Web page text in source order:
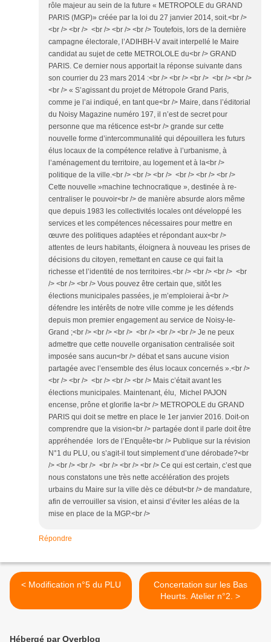
rôle majeur au sein de la future « METROPOLE du GRAND
PARIS (MGP)» créée par la loi du 27 janvier 2014, soit.<br />
<br /> <br /> <br /> <br /> <br /> Toutefois, lors de la dernière
campagne électorale, l’ADIHBH-V avait interpellé le Maire
candidat au sujet de cette METROLOLE du<br /> GRAND
PARIS. Ce dernier nous apportait la réponse suivante dans
son courrier du 23 mars 2014 :<br /> <br /> <br /> <br /> <br />
<br /> « S’agissant du projet de Métropole Grand Paris,
comme je l’ai indiqué, en tant que<br /> Maire, dans l’éditorial
du Noisy Magazine numéro 197, il n’est de secret pour
personne que ma réticence est<br /> grande sur cette
nouvelle forme d’intercommunalité qui dépouillera les futurs
élus locaux de la compétence relative à l’urbanisme, à
l’aménagement du territoire, au logement et à la<br />
politique de la ville.<br /> <br /> <br /> <br /> <br /> <br />
Cette nouvelle »machine technocratique », destinée à re-
centraliser le pouvoir<br /> de manière absurde alors même
que depuis 1983 les collectivités locales ont développé les
services et les compétences nécessaires pour mettre en
œuvre des politiques adaptées et répondant aux<br />
attentes de leurs habitants, éloignera à nouveau les prises de
décisions du citoyen, remettant en cause ce qui fait la
richesse et l’identité de nos territoires.<br /> <br /> <br /> <br
/> <br /> <br /> Vous pouvez être certain que, sitôt les
élections municipales passées, je m’emploierai à<br />
défendre les intérêts de notre ville comme je les défends
depuis mon premier engagement au service de Noisy-le-
Grand ;<br /> <br /> <br /> <br /> <br /> <br /> Je ne peux
admettre que cette nouvelle organisation centralisée soit
imposée sans aucun<br /> débat et sans aucune vision
partagée avec l’ensemble des élus locaux concernés ».<br />
<br /> <br /> <br /> <br /> <br /> Mais c’était avant les
élections municipales. Maintenant, élu, Michel PAJON
encense, prône et glorifie la<br /> METROPOLE du GRAND
PARIS qui doit se mettre en place le 1er janvier 2016. Doit-on
comprendre que la vision<br /> partagée dont il parle doit être
appréhendée lors de l’Enquête<br /> Publique sur la révision
N°1 du PLU, ou s’agit-il tout simplement d’une dérobade?<br
/> <br /> <br /> <br /> <br /> <br /> Ce qui est certain, c’est que
nous constatons une très nette accélération des projets
urbains du Maire sur la ville dès ce début<br /> de mandature,
afin de verrouiller sa vision, et ainsi d’éviter les aléas de la
mise en place de la MGP.<br />
Répondre
< Modification n°5 du PLU
Concertation sur les Bas
Heurts. Atelier n°2. >
Hébergé par Overblog